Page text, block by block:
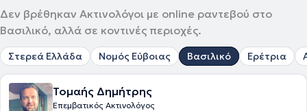
Δεν βρέθηκαν Ακτινολόγοι με online ραντεβού στο
Βασιλικό, αλλά σε κοντινές περιοχές.
Στερεά Ελλάδα Νομός Εύβοιας Βασιλικό Ερέτρια
Τομαής Δημήτρης
Επεμβατικός Ακτινολόγος